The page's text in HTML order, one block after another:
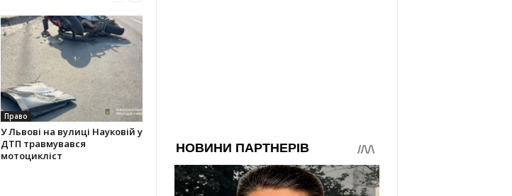
Право
У Львові на вулиці Науковій у
ДТП травмувався
мотоцикліст